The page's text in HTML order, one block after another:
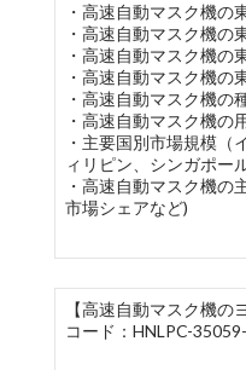
・高速自動マスク機の
・高速自動マスク機の
・高速自動マスク機の
・高速自動マスク機の
・高速自動マスク機の
・高速自動マスク機の
・主要国別市場規模（
ィリピン、シンガポー
・高速自動マスク機の
市場シェアなど)
【高速自動マスク機
コード：HNLPC-35059-